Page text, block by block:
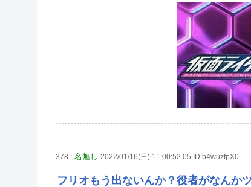
378 : 名無し 2022/01/16(日) 11:00:52.05 ID:b4wuzfpX0
フリオもう出ないんか？役者がなんか